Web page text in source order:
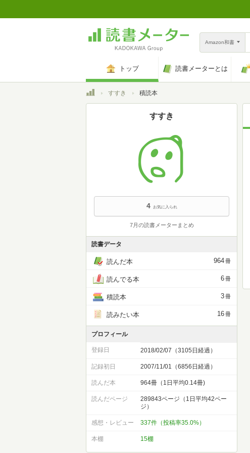
Amazon和書
トップ 読書メーターとは
トップすすき 積読本
すすき
4 お気に入られ
7月の読書メーターまとめ
読書データ
読んだ本 964冊
読んでる本 6冊
積読本 3冊
読みたい本 16冊
プロフィール
登録日 2018/02/07（3105日経過）
記録初日 2007/11/01（6856日経過）
読んだ本 964冊（1日平均0.14冊)
読んだページ
289843ページ（1日平均42ペー
ジ）
感想・レビュー 337件（投稿率35.0%）
本棚 15棚